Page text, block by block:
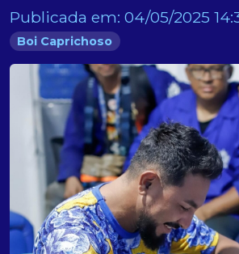
Publicada em: 04/05/2025
Boi Caprichoso